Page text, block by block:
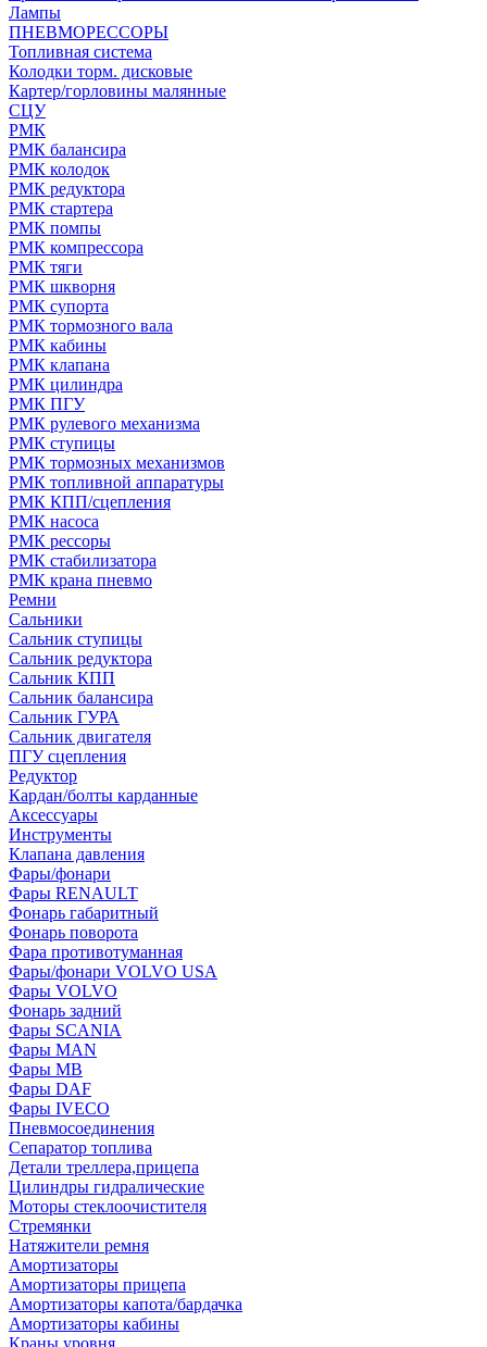
Лампы
ПНЕВМОРЕССОРЫ
Топливная система
Колодки торм. дисковые
Картер/горловины малянные
СЦУ
РМК
РМК балансира
РМК колодок
РМК редуктора
РМК стартера
РМК помпы
РМК компрессора
РМК тяги
РМК шкворня
РМК супорта
РМК тормозного вала
РМК кабины
РМК клапана
РМК цилиндра
РМК ПГУ
РМК рулевого механизма
РМК ступицы
РМК тормозных механизмов
РМК топливной аппаратуры
РМК КПП/сцепления
РМК насоса
РМК рессоры
РМК стабилизатора
РМК крана пневмо
Ремни
Сальники
Сальник ступицы
Сальник редуктора
Сальник КПП
Сальник балансира
Сальник ГУРА
Сальник двигателя
ПГУ сцепления
Редуктор
Кардан/болты карданные
Аксессуары
Инструменты
Клапана давления
Фары/фонари
Фары RENAULT
Фонарь габаритный
Фонарь поворота
Фара противотуманная
Фары/фонари VOLVO USA
Фары VOLVO
Фонарь задний
Фары SCANIA
Фары MAN
Фары MB
Фары DAF
Фары IVECO
Пневмосоединения
Сепаратор топлива
Детали треллера,прицепа
Цилиндры гидралические
Моторы стеклоочистителя
Стремянки
Натяжители ремня
Амортизаторы
Амортизаторы прицепа
Амортизаторы капота/бардачка
Амортизаторы кабины
Краны уровня